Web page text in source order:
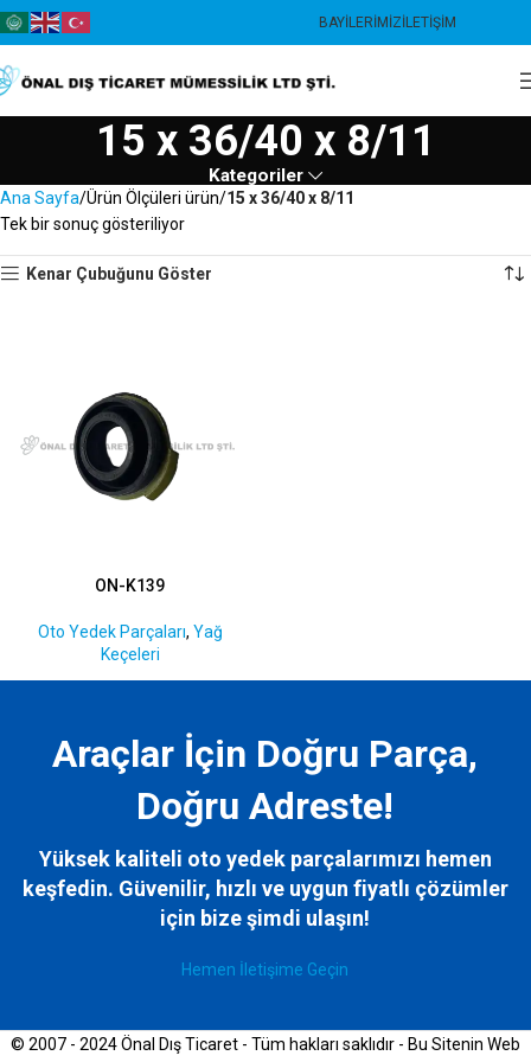
BAYILERIMIZİLETIŞIM
15 x 36/40 x 8/11
Kategoriler
Ana Sayfa Ürün Ölçüleri ürün 15 x 36/40 x 8/11
Tek bir sonuç gösteriliyor
Kenar Çubuğunu Göster
ON-K139
Oto Yedek Parçaları, Yağ
Keçeleri
Araçlar İçin Doğru Parça,
Doğru Adreste!
Yüksek kaliteli oto yedek parçalarımızı hemen
keşfedin. Güvenilir, hızlı ve uygun fiyatlı çözümler
için bizeşimdi ulaşın!
Hemen İletişime Geçin
© 2007 - 2024 Önal Dış Ticaret - Tüm hakları saklıdır - Bu Sitenin Web